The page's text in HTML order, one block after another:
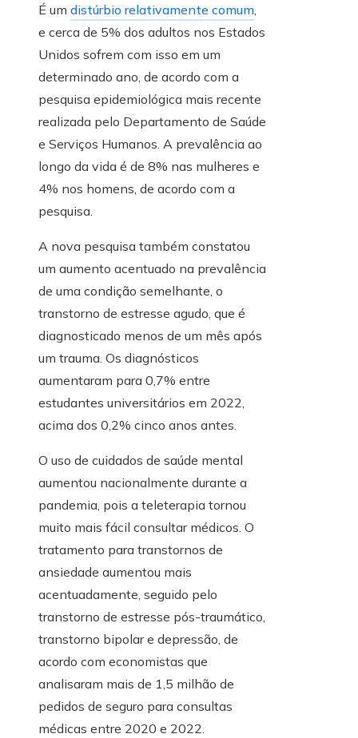
É um distúrbio relativamente comum,
e cerca de 5% dos adultos nos Estados
Unidos sofrem com isso em um
determinado ano, de acordo com a
pesquisa epidemiológica mais recente
realizada pelo Departamento de Saúde
e Serviços Humanos. A prevalência ao
longo da vida é de 8% nas mulheres e
4% nos homens, de acordo com a
pesquisa.
A nova pesquisa também constatou
um aumento acentuado na prevalência
de uma condição semelhante, o
transtorno de estresse agudo, que é
diagnosticado menos de um mês após
um trauma. Os diagnósticos
aumentaram para 0,7% entre
estudantes universitários em 2022,
acima dos 0,2% cinco anos antes.
O uso de cuidados de saúde mental
aumentou nacionalmente durante a
pandemia, pois a teleterapia tornou
muito mais fácil consultar médicos. O
tratamento para transtornos de
ansiedade aumentou mais
acentuadamente, seguido pelo
transtorno de estresse pós-traumático,
transtorno bipolar e depressão, de
acordo com economistas que
analisaram mais de 1,5 milhão de
pedidos de seguro para consultas
médicas entre 2020 e 2022.